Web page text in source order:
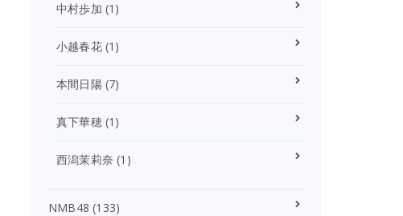
中村歩加 (1)
小越春花(1)
本間日陽(7)
真下華穂(1)
西潟茉莉奈 (1)
NMB48 (133)